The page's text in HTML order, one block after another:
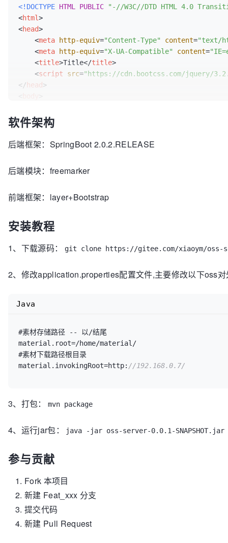
<!DOCTYPE HTML PUBLIC
"-//W3C//DTD HTML 4.0
<html>
<head>
<meta http-equiv="Content-Type" content="text/
<meta http-equiv="X-UA-Compatible" content=
<title>Title</title>
<script src="https://cdn.bootcss.com/jquery/
</ head >
<input
<input
</form >
</body>
软件架构
后端框架：SpringBoot 2.0.2.RELEASE
后端模块：freemarker
前端框架：layer+Bootstrap
安装教程
1、下载源码： git clone https://gitee.com/xiaoym/oss-
2、修改application.properties配置文件,主要修改以下oss
#素材存储路径 -- 以/结尾
material.root=/home/material/
#素材下载路径根目录
material.invokingRoot=http: //192.168.0.7/
Java
3、打包： mvn package
4、运行jar包： java -jar oss-server-0.0.1-SNAPSHOT.jar
参与贡献
Fork 本项目
新建 Feat_xxx 分支
提交代码
新建 Pull Request